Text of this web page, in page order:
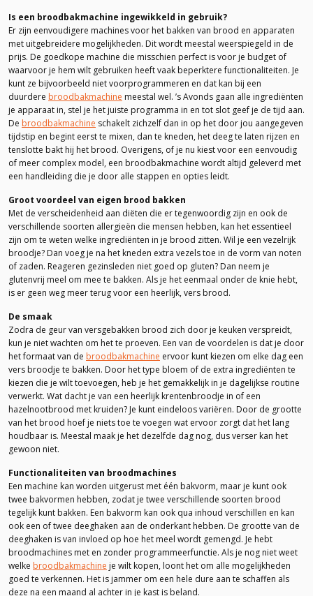
Is een broodbakmachine ingewikkeld in gebruik?
Er zijn eenvoudigere machines voor het bakken van brood en apparaten
met uitgebreidere mogelijkheden. Dit wordt meestal weerspiegeld in de
prijs. De goedkope machine die misschien perfect is voor je budget of
waarvoor je hem wilt gebruiken heeft vaak beperktere functionaliteiten. Je
kunt ze bijvoorbeeld niet voorprogrammeren en dat kan bij een
duurdere broodbakmachine meestal wel. ’s Avonds gaan alle ingrediënten
je apparaat in, stel je het juiste programma in en tot slot geef je de tijd aan.
De broodbakmachine schakelt zichzelf dan in op het door jou aangegeven
tijdstip en begint eerst te mixen, dan te kneden, het deeg te laten rijzen en
tenslotte bakt hij het brood. Overigens, of je nu kiest voor een eenvoudig
of meer complex model, een broodbakmachine wordt altijd geleverd met
een handleiding die je door alle stappen en opties leidt.
Groot voordeel van eigen brood bakken
Met de verscheidenheid aan diëten die er tegenwoordig zijn en ook de
verschillende soorten allergieën die mensen hebben, kan het essentieel
zijn om te weten welke ingrediënten in je brood zitten. Wil je een vezelrijk
broodje? Dan voeg je na het kneden extra vezels toe in de vorm van noten
of zaden. Reageren gezinsleden niet goed op gluten? Dan neem je
glutenvrij meel om mee te bakken. Als je het eenmaal onder de knie hebt,
is er geen weg meer terug voor een heerlijk, vers brood.
De smaak
Zodra de geur van versgebakken brood zich door je keuken verspreidt,
kun je niet wachten om het te proeven. Een van de voordelen is dat je door
het formaat van de broodbakmachine ervoor kunt kiezen om elke dag een
vers broodje te bakken. Door het type bloem of de extra ingrediënten te
kiezen die je wilt toevoegen, heb je het gemakkelijk in je dagelijkse routine
verwerkt. Wat dacht je van een heerlijk krentenbroodje in of een
hazelnootbrood met kruiden? Je kunt eindeloos variëren. Door de grootte
van het brood hoef je niets toe te voegen wat ervoor zorgt dat het lang
houdbaar is. Meestal maak je het dezelfde dag nog, dus verser kan het
gewoon niet.
Functionaliteiten van broodmachines
Een machine kan worden uitgerust met één bakvorm, maar je kunt ook
twee bakvormen hebben, zodat je twee verschillende soorten brood
tegelijk kunt bakken. Een bakvorm kan ook qua inhoud verschillen en kan
ook een of twee deeghaken aan de onderkant hebben. De grootte van de
deeghaken is van invloed op hoe het meel wordt gemengd. Je hebt
broodmachines met en zonder programmeerfunctie. Als je nog niet weet
welke broodbakmachine je wilt kopen, loont het om alle mogelijkheden
goed te verkennen. Het is jammer om een ​​hele dure aan te schaffen als
deze na een maand al achter in je kast is beland.